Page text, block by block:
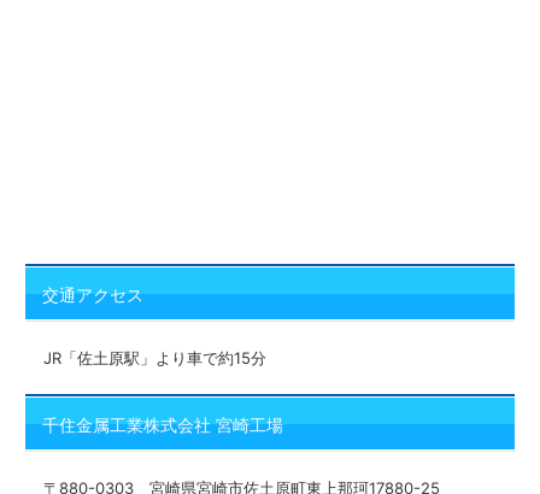
交通アクセス
JR「佐土原駅」より車で約15分
千住金属工業株式会社 宮崎工場
〒880-0303 宮崎県宮崎市佐土原町東上那珂17880-25